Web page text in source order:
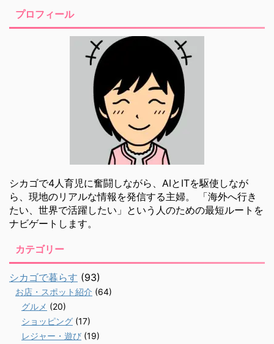
プロフィール
シカゴで4人育児に奮闘しながら、AIとITを駆使しなが
ら、現地のリアルな情報を発信する主婦。 「海外へ行き
たい、世界で活躍したい」という人のための最短ルートを
ナビゲートします。
カテゴリー
シカゴで暮らす (93)
お店・スポット紹介 (64)
グルメ (20)
ショッピング (17)
レジャー・遊び (19)